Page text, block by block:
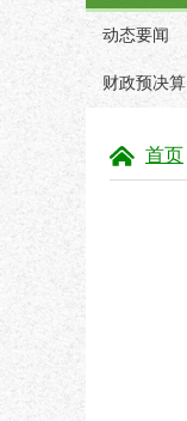
动态要闻
财政预决算
首页